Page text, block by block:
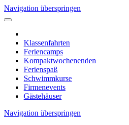
Navigation überspringen
Klassenfahrten
Feriencamps
Kompaktwochenenden
Ferienspaß
Schwimmkurse
Firmenevents
Gästehäuser
Navigation überspringen